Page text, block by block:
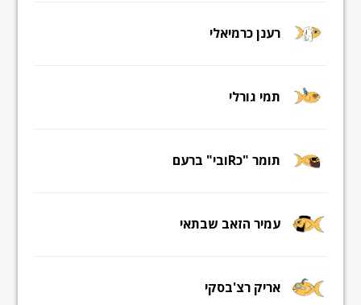
רענן כרמיאלי
תמי גורלי
תומר "כRובי" ברעם
עמיר הזאב שבתאי
אריק רצ'בסקי